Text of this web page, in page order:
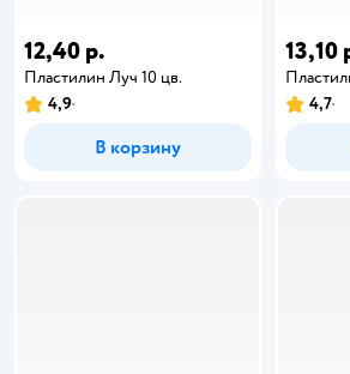
12,40 р.
Пластилин Луч 10 цв.
4,9
В корзину
13,10
4,7